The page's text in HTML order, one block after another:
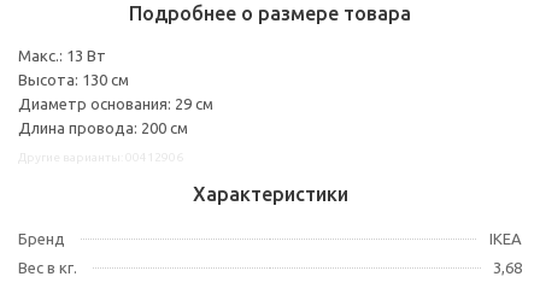
Подробнее о размере товара
Макс.: 13 Вт
Высота: 130 см
Диаметр основания: 29 см
Длина провода: 200 см
Характеристики
Бренд
IKEA
Вес в кг.
3,68